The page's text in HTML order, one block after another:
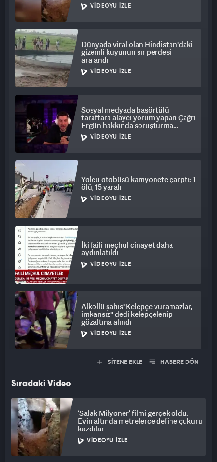
VIDEOYU İZLE
Dünyada viral olan Hindistan'daki
gizemli kuyunun sır perdesi
aralandı
VIDEOYU İZLE
Sosyal medyada başörtülü
taraftara alaycı yorum yapan Çağrı
Ergün hakkında soruşturma
başlatıldı
VIDEOYU İZLE
Yolcu otobüsü kamyonete çarptı: 1
ölü, 15 yaralı
VIDEOYU İZLE
İki faili meçhul cinayet daha
aydınlatıldı
VIDEOYU İZLE
Alkollü şahıs"Kelepçe vuramazlar,
imkansız" dedi kelepçelenip
gözaltına alındı
VIDEOYU İZLE
SİTENE EKLE HABERE DÖN
Sıradaki Video
‘Salak Milyoner’ filmi gerçek oldu:
Evin altında metrelerce define çukuru
kazdılar
VIDEOYU İZLE